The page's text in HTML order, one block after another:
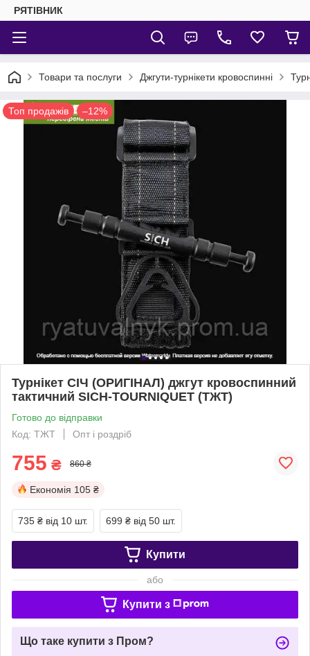
РЯТІВНИК
Товари та послуги Джгути-турнікети кровоспинні
Топ продажів –12%
Турнікет СІЧ (ОРИГІНАЛ) джгут кровоспинний
тактичний SICH-TOURNIQUET (ТЖТ)
Готово до відправки
Код: ТЖТ
Опт і роздріб
755 ₴ 860 ₴
Економія 105 ₴
735 ₴ від 10 шт. 699 ₴ від 50 шт.
Купити
або
Купити з
Що таке купити з Пром?